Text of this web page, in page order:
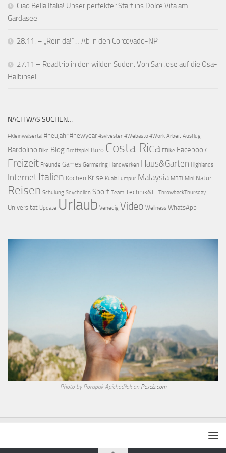
Ciao Bella Italia! Unser perfekter Start ins Dolce Vita am
Gardasee
28.11. – „Rein da!“… Ab in den Corcovado-NP
27.11 – Roadtrip in den wilden Süden: Von San Jose auf die Osa-
Halbinsel
NACH WAS SUCHEN…
#Kleinwalsertal #neujahr #newyear #sylvester #Webasto #Work Arbeit Ausflug
Bardolino Bike Blog Brettspiel Büro Costa Rica EBike Facebook
Freizeit Freunde Games Germering Handwerken Haus&Garten Highlands
Internet Italien Kochen Krise Kuala Lumpur Malaysia MBTI Mini Natur
Reisen Schulung Seychellen Sport Team Technik&IT ThrowbackThursday
Universität Update Urlaub Venedig Video Wellness WhatsApp
Photo by Porapak Apichodilok on Pexels.com